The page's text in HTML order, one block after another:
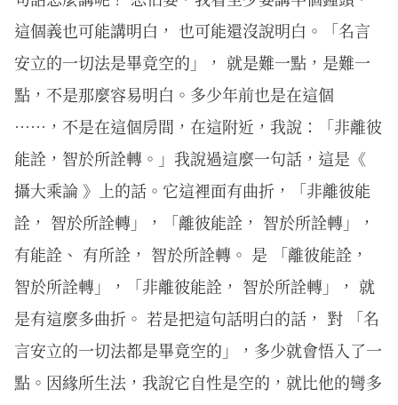
這個義也可能講明白， 也可能還沒說明白。「名言
安立的一切法是畢竟空的」， 就是難一點，是難一
點，不是那麼容易明白。多少年前也是在這個
⋯⋯，不是在這個房間，在這附近，我說：「非離彼
能詮，智於所詮轉。」我說過這麼一句話，這是《
攝大乘論 》上的話。它這裡面有曲折，「非離彼能
詮， 智於所詮轉」，「離彼能詮， 智於所詮轉」，
有能詮、 有所詮， 智於所詮轉。 是 「離彼能詮，
智於所詮轉」，「非離彼能詮， 智於所詮轉」， 就
是有這麼多曲折。 若是把這句話明白的話， 對 「名
言安立的一切法都是畢竟空的」，多少就會悟入了一
點。因緣所生法，我說它自性是空的，就比他的彎多